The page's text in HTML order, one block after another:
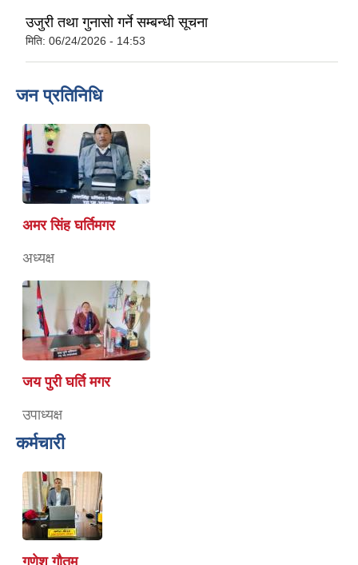
उजुरी तथा गुनासो गर्ने सम्बन्धी सूचना
मिति: 06/24/2026 - 14:53
जन प्रतिनिधि
अमर सिंह घर्तिमगर
अध्यक्ष
जय पुरी घर्ति मगर
उपाध्यक्ष
कर्मचारी
गणेश गौतम